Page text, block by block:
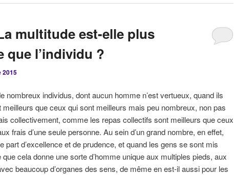
multitude est-elle plus
que l’individu ?
2015
nombreux individus, dont aucun homme n’est vertueux, quand ils
meilleurs que ceux qui sont meilleurs mais peu nombreux, non pas
collectivement, comme les repas collectifs sont meilleurs que ceux
frais d’une seule personne. Au sein d’un grand nombre, en effet,
part d’excellence et de prudence, et quand les gens se sont mis
cela donne une sorte d’homme unique aux multiples pieds, aux
beaucoup d’organes des sens, de même en est-il aussi pour les